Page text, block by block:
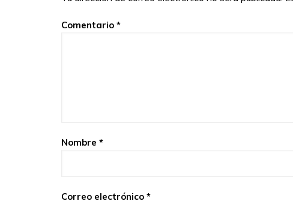
Comentario *
Nombre *
Correo electrónico *